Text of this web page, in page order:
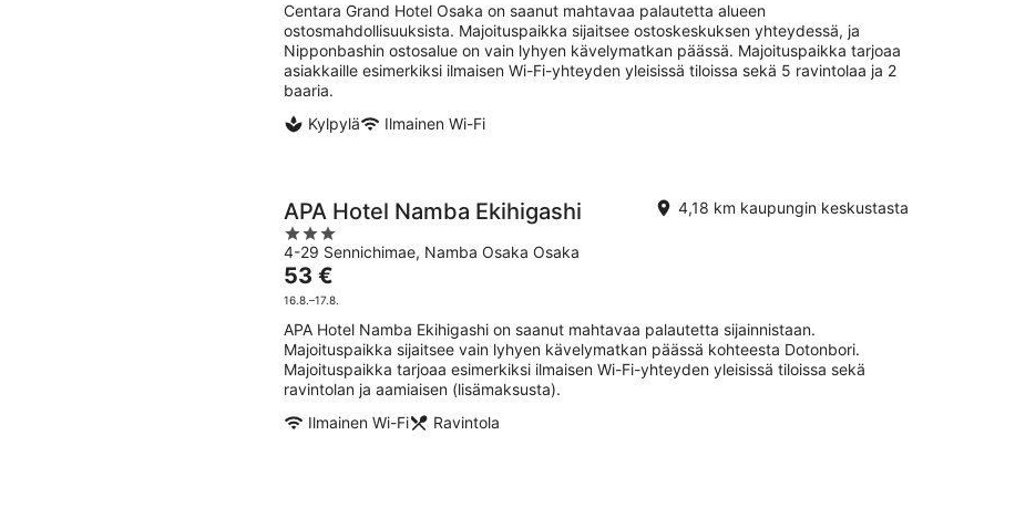
per
yö
Centara Grand Hotel Osaka on saanut mahtavaa palautetta alueen
ostosmahdollisuuksista. Majoituspaikka sijaitsee ostoskeskuksen yhteydessä, ja
Nipponbashin ostosalue on vain lyhyen kävelymatkan päässä. Majoituspaikka tarjoaa
asiakkaille esimerkiksi ilmaisen Wi-Fi-yhteyden yleisissä tiloissa sekä 5 ravintolaa ja 2
baaria.
Kylpylä
Ilmainen Wi-Fi
APA Hotel Namba Ekihigashi
3
out
of
5
4-29 Sennichimae, Namba Osaka Osaka
4,18 km kaupungin keskustasta
Hinta
on
per
yö
53 €
16.8.–17.8.
APA Hotel Namba Ekihigashi on saanut mahtavaa palautetta sijainnistaan.
Majoituspaikka sijaitsee vain lyhyen kävelymatkan päässä kohteesta Dotonbori.
Majoituspaikka tarjoaa esimerkiksi ilmaisen Wi-Fi-yhteyden yleisissä tiloissa sekä
ravintolan ja aamiaisen (lisämaksusta).
Ilmainen Wi-Fi
Ravintola